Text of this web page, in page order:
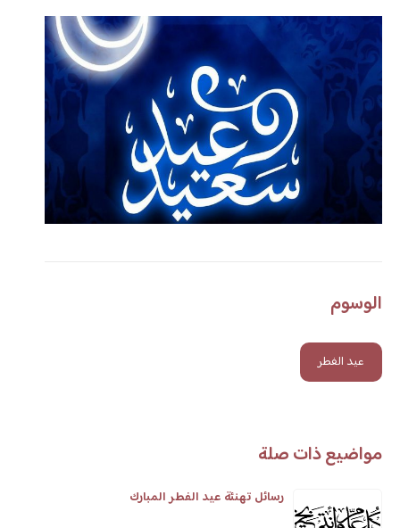
الوسوم
عيد الفطر
مواضيع ذات صلة
رسائل تهنئة عيد الفطر المبارك